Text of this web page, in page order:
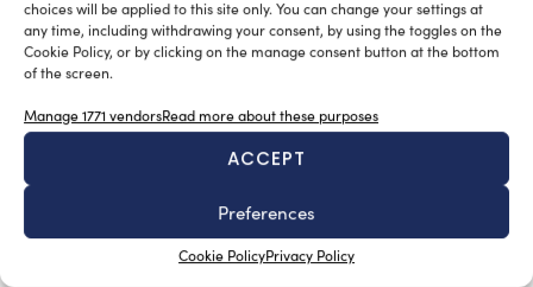
choices will be applied to this site only. You can change your settings at
any time, including withdrawing your consent, by using the toggles on the
Cookie Policy, or by clicking on the manage consent button at the bottom
of the screen.
Manage 1771 vendorsRead more about these purposes
ACCEPT
Preferences
Cookie PolicyPrivacy Policy
lungo le banchine per vivere un’esperienza emozionale
intensa, che un evento come il Salone Nautico
Internazionale di Genova continua a suscitare tra le
Anche il 54° Salone consolida quel percorso di
avvicinamento tra produttore e consumatore di questo
straordinario settore carico di passioni, da entrambe le
parti, e continua a rappresentare un unicum in Europa
per varietà, ricchezza e completezza merceologica.
Voglio poi ringraziare Alessandro Campagna che,